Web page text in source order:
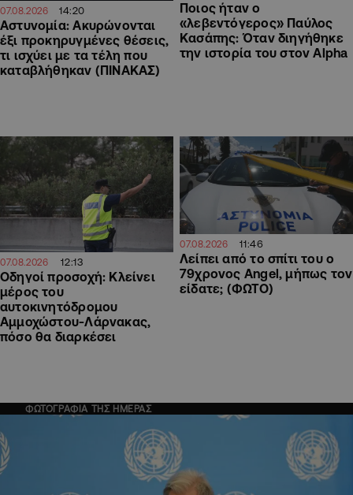
07.08.2026 14:20
Αστυνομία: Ακυρώνονται
έξι προκηρυγμένες θέσεις,
τι ισχύει με τα τέλη που
καταβλήθηκαν (ΠΙΝΑΚΑΣ)
Ποιος ήταν ο
«λεβεντόγερος» Παύλος
Κασάπης: Όταν διηγήθηκε
την ιστορία του στον Alpha
07.08.2026 12:13
Οδηγοί προσοχή: Κλείνει
μέρος του
αυτοκινητόδρομου
Αμμοχώστου-Λάρνακας,
πόσο θα διαρκέσει
07.08.2026 11:46
Λείπει από το σπίτι του ο
79χρονος Angel, μήπως τον
είδατε; (ΦΩΤΟ)
ΦΩΤΟΓΡΑΦΙΑ ΤΗΣ ΗΜΕΡΑΣ